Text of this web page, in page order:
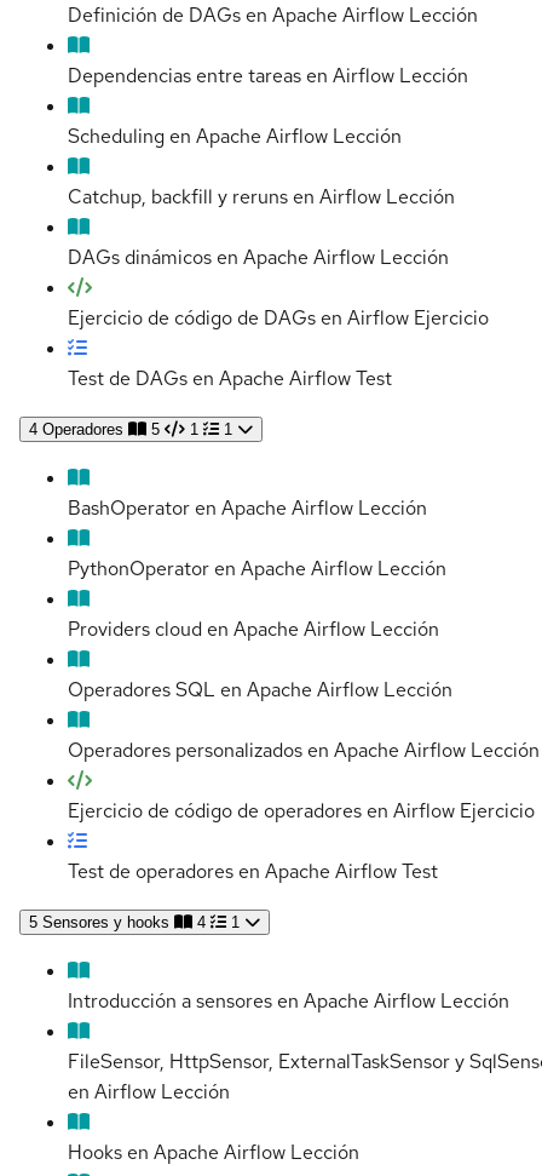
Definición de DAGs en Apache Airflow Lección
Dependencias entre tareas en Airflow Lección
Scheduling en Apache Airflow Lección
Catchup, backfill y reruns en Airflow Lección
DAGs dinámicos en Apache Airflow Lección
Ejercicio de código de DAGs en Airflow Ejercicio
Test de DAGs en Apache AirflowTest
4 Operadores 5 1 1
BashOperator en Apache Airflow Lección
PythonOperator en Apache Airflow Lección
Providers cloud en Apache Airflow Lección
Operadores SQL en Apache Airflow Lección
Operadores personalizados en Apache Airflow Lección
Ejercicio de código de operadores en Airflow Ejercicio
Test de operadores en Apache AirflowTest
5 Sensores y hooks 4 1
Introducción a sensores en Apache Airflow Lección
FileSensor, HttpSensor, ExternalTaskSensor y
en Airflow Lección
Hooks en Apache Airflow Lección